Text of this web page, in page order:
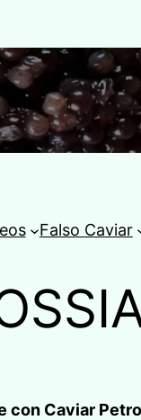
Falso Caviar
Caviar